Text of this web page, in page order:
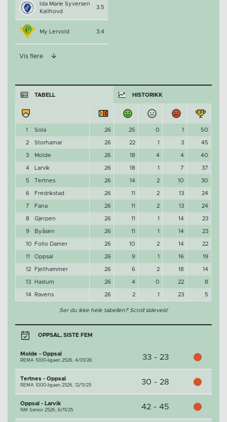
Ida Marie Syversen
Kallhovd
3.5
My Lervold 3.4
Vis flere
TABELL HISTORIKK
1 Sola 26 25 0 1 50
2 Storhamar 26 22 1 3 45
3 Molde 26 18 4 4 40
4 Larvik 26 18 1 7 37
5 Tertnes 26 14 2 10 30
6 Fredrikstad 26 11 2 13 24
7 Fana 26 11 2 13 24
8 Gjerpen 26 11 1 14 23
9 Byåsen 26 11 1 14 23
10 Follo Damer 26 10 2 14 22
11 Oppsal 26 9 1 16 19
12 Fjellhammer 26 6 2 18 14
13 Haslum 26 4 0 22 8
14 Ravens 26 2 1 23 5
Ser du ikke hele tabellen? Scroll sideveis!
OPPSAL, SISTE FEM
Molde - Oppsal
REMA 1000-ligaen 2526, 4/01/26 33 - 23
Tertnes - Oppsal
REMA 1000-ligaen 2526, 12/11/25 30 - 28
Oppsal - Larvik
NM Senior 2526, 6/11/25 42 - 45